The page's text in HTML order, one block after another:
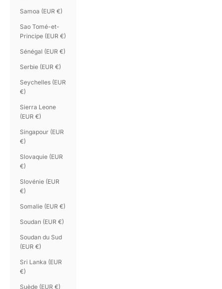
Samoa (EUR €)
Sao Tomé-et-
Principe (EUR €)
Sénégal (EUR €)
Serbie (EUR €)
Seychelles (EUR
€)
Sierra Leone
(EUR €)
Singapour (EUR
€)
Slovaquie (EUR
€)
Slovénie (EUR
€)
Somalie (EUR €)
Soudan (EUR €)
Soudan du Sud
(EUR €)
Sri Lanka (EUR
€)
Suède (EUR €)